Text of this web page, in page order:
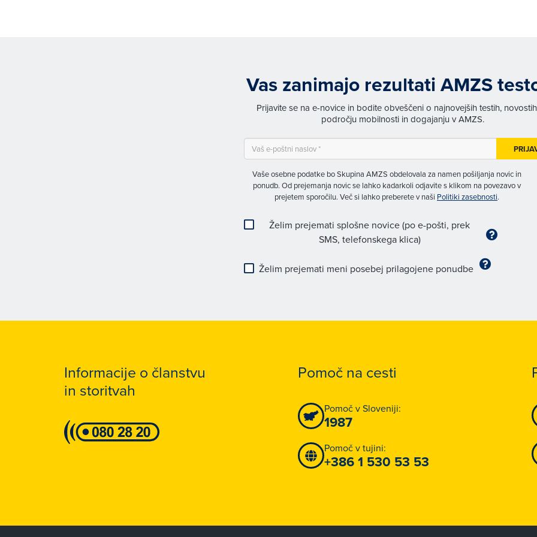
Vas zanimajo rezultati AMZS
Prijavite se na e-novice in bodite obveščeni o najnovejših testih,
področju mobilnosti in dogajanju v AMZS.
Vaše osebne podatke bo Skupina AMZS obdelovala za namen pošiljanja novic in
ponudb. Od prejemanja novic se lahko kadarkoli odjavite s klikom na povezavo v
prejetem sporočilu. Več si lahko preberete v naši Politiki zasebnosti.
Želim prejemati splošne novice (po e-pošti, prek
SMS, telefonskega klica)
Želim prejemati meni posebej prilagojene ponudbe
Informacije o članstvu
in storitvah
Pomoč na cesti
Pomoč v Sloveniji:
1987
Pomoč v tujini:
+386 1 530 53 53